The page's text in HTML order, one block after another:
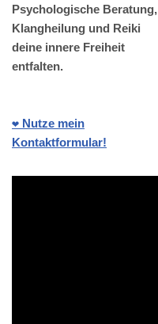
Psychologische Beratung,
Klangheilung und Reiki
deine innere Freiheit
entfalten.
❤️ Nutze mein
Kontaktformular!